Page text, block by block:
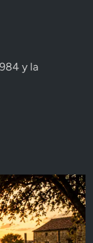
y la